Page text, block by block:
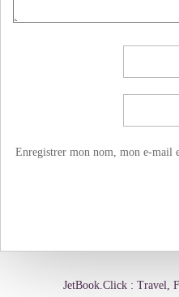
Enregistrer mon nom, mon e-mail
JetBook.Click : Travel,